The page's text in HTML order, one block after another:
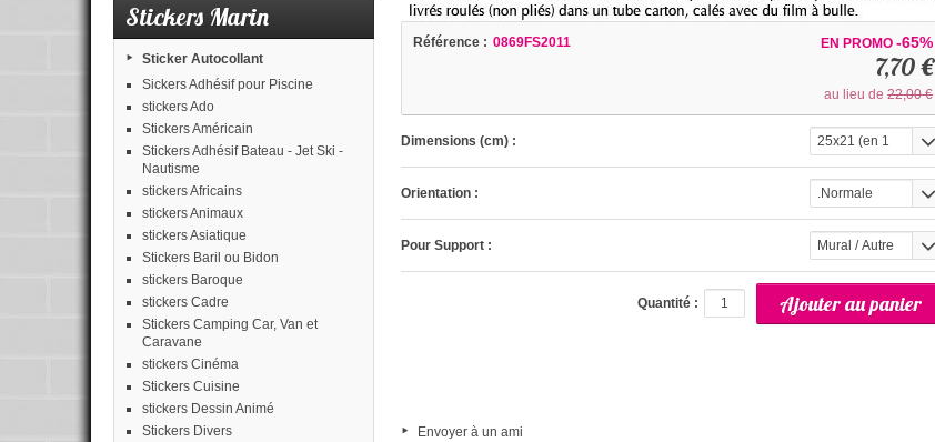
Stickers Marin
Sticker Autocollant
Sickers Adhésif pour Piscine
stickers Ado
Stickers Américain
Stickers Adhésif Bateau - Jet Ski -
Nautisme
stickers Africains
stickers Animaux
stickers Asiatique
Stickers Baril ou Bidon
stickers Baroque
stickers Cadre
Stickers Camping Car, Van et
Caravane
stickers Cinéma
Stickers Cuisine
stickers Dessin Animé
Stickers Divers
EN PROMO-65%
7,70 €
au lieu de22,00 €
Référence : 0869FS2011
Dimensions (cm) :
25x21 (en 1
partie)
Orientation :
.Normale
Pour Support :
Mural / Autre
(interieur)
Quantité :
Envoyer à un ami